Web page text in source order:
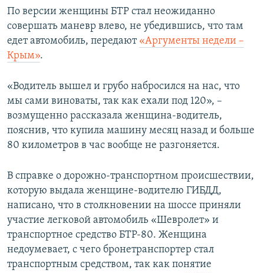
По версии женщины БТР стал неожиданно
совершать маневр влево, не убедившись, что там
едет автомобиль, передают «Аргументы недели –
Крым».
«Водитель вышел и грубо набросился на нас, что
мы сами виноваты, так как ехали под 120», –
возмущенно рассказала женщина-водитель,
пояснив, что купила машину месяц назад и больше
80 километров в час вообще не разгоняется.
В справке о дорожно-транспортном происшествии,
которую выдала женщине-водителю ГИБДД,
написано, что в столкновении на шоссе приняли
участие легковой автомобиль «Шевролет» и
транспортное средство БТР-80. Женщина
недоумевает, с чего бронетранспортер стал
транспортным средством, так как понятие